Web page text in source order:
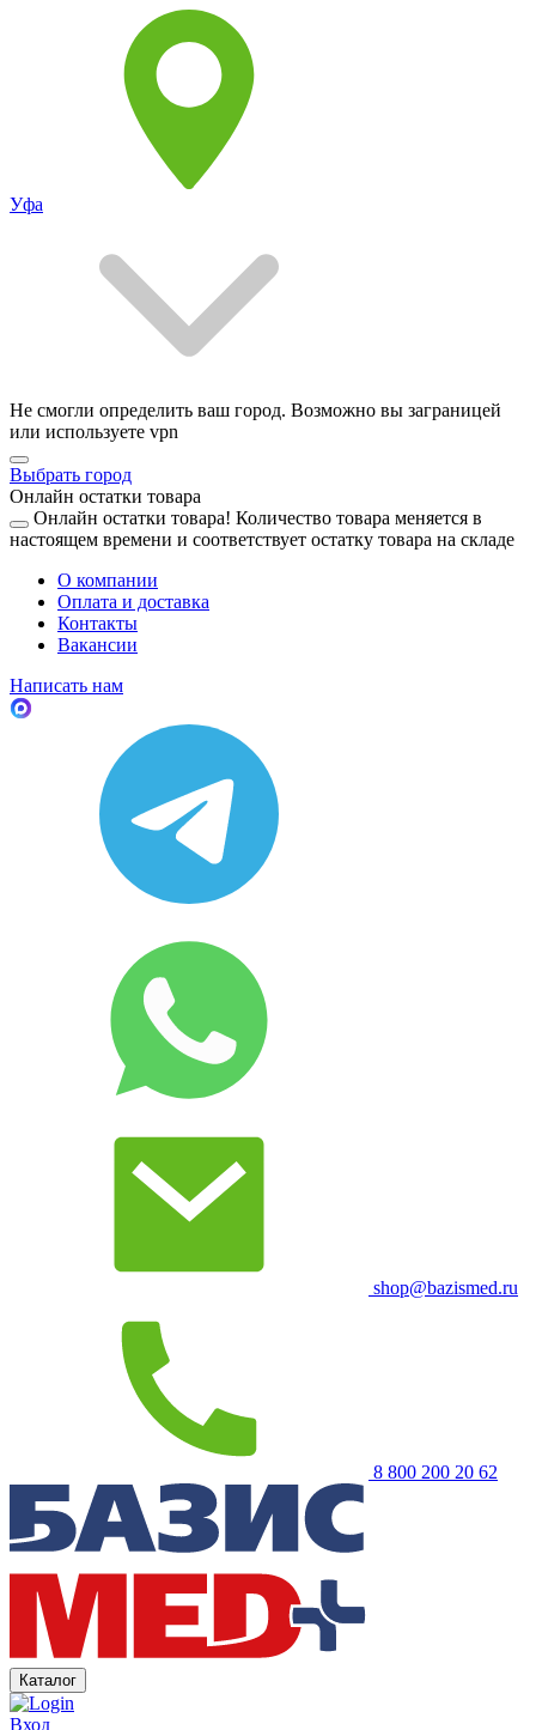
Уфа
Не смогли определить ваш город. Возможно вы заграницей
или используете vpn
Выбрать город
Онлайн остатки товара
Онлайн остатки товара! Количество товара меняется в
настоящем времени и соответствует остатку товара на складе
О компании
Оплата и доставка
Контакты
Вакансии
Написать нам
shop@bazismed.ru
8 800 200 20 62
Каталог
Вход